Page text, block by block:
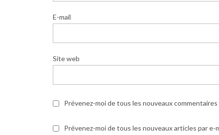
E-mail
Site web
Prévenez-moi de tous les nouveaux commentaires
Prévenez-moi de tous les nouveaux articles par e-